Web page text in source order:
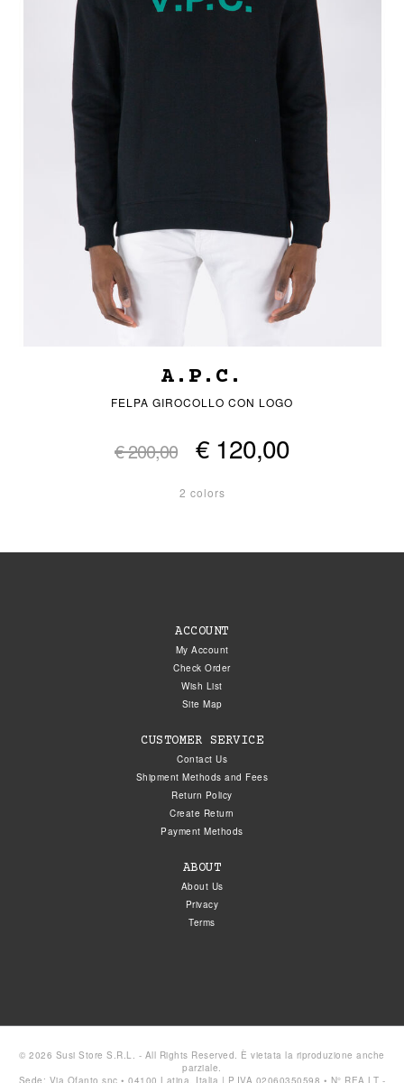
A.P.C.
FELPA GIROCOLLO CON LOGO
€ 200,00 € 120,00
2 colors
ACCOUNT
My Account
Check Order
Wish List
Site Map
CUSTOMER SERVICE
Contact Us
Shipment Methods and Fees
Return Policy
Create Return
Payment Methods
ABOUT
About Us
Privacy
Terms
© 2026 Susi Store S.R.L. - All Rights Reserved. È vietata la riproduzione anche
parziale.